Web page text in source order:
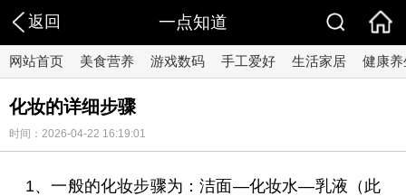
返回 一点知道
网站首页 美食营养 游戏数码 手工爱好 生活家居 健康养
化妆的详细步骤
时间：2026-04-22 16:19:01
1、一般的化妆步骤为：洁面—化妆水—乳液（此